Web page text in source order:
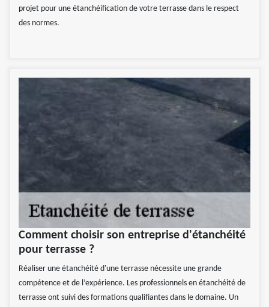
projet pour une étanchéification de votre terrasse dans le respect
des normes.
Comment choisir son entreprise d'étanchéité
pour terrasse ?
Réaliser une étanchéité d'une terrasse nécessite une grande
compétence et de l’expérience. Les professionnels en étanchéité de
terrasse ont suivi des formations qualifiantes dans le domaine. Un